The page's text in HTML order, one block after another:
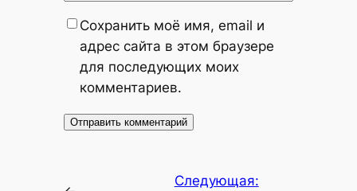
Сохранить моё имя, email и
адрес сайта в этом браузере
для последующих моих
комментариев.
Следующая: